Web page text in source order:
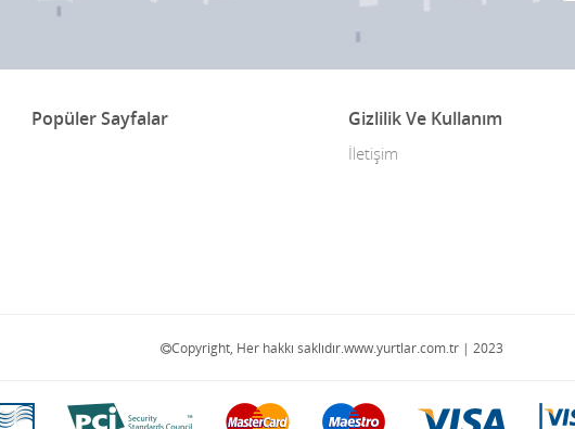
Popüler Sayfalar Gizlilik Ve Kullanım
İletişim
Copyright, Her hakkı saklıdır.www.yurtlar.com.tr | 2023